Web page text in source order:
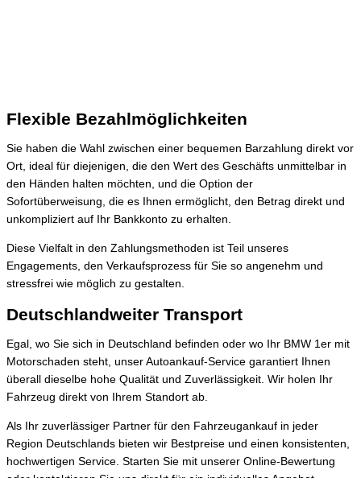
Flexible Bezahlmöglichkeiten
Sie haben die Wahl zwischen einer bequemen Barzahlung direkt vor
Ort, ideal für diejenigen, die den Wert des Geschäfts unmittelbar in
den Händen halten möchten, und die Option der
Sofortüberweisung, die es Ihnen ermöglicht, den Betrag direkt und
unkompliziert auf Ihr Bankkonto zu erhalten.
Diese Vielfalt in den Zahlungsmethoden ist Teil unseres
Engagements, den Verkaufsprozess für Sie so angenehm und
stressfrei wie möglich zu gestalten.
Deutschlandweiter Transport
Egal, wo Sie sich in Deutschland befinden oder wo Ihr BMW 1er mit
Motorschaden steht, unser Autoankauf-Service garantiert Ihnen
überall dieselbe hohe Qualität und Zuverlässigkeit. Wir holen Ihr
Fahrzeug direkt von Ihrem Standort ab.
Als Ihr zuverlässiger Partner für den Fahrzeugankauf in jeder
Region Deutschlands bieten wir Bestpreise und einen konsistenten,
hochwertigen Service. Starten Sie mit unserer Online-Bewertung